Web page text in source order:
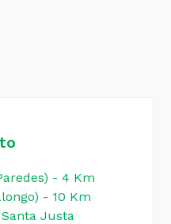
- 4 Km
- 10 Km
Justa